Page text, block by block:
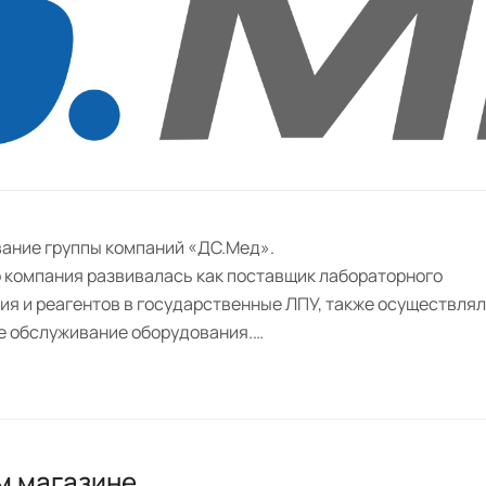
группы компаний «ДС.Мед».
развивалась как поставщик лабораторного
и реагентов в государственные ЛПУ, также
обслуживание оборудования.
бренда «ДС.Мед», который быстро обретает